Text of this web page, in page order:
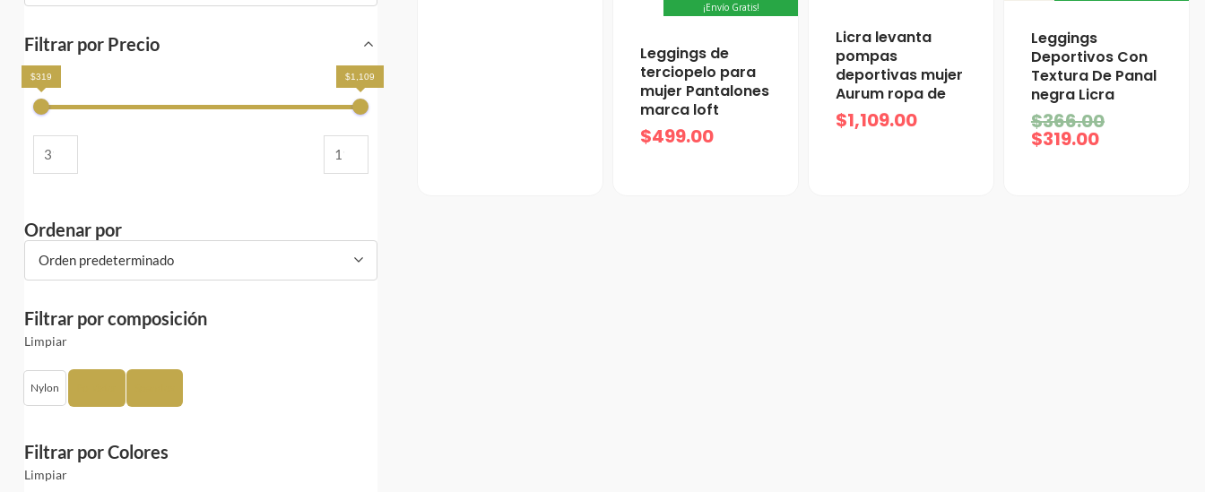
Filtrar por Precio
$319 $1,109
Ordenar por
Orden predeterminado
Filtrar por composición
Limpiar
Nylon
Filtrar por Colores
Limpiar
¡Envío Gratis!
Leggings de
terciopelo para
mujer Pantalones
marca loft
$499.00
Licra levanta
pompas
deportivas mujer
Aurum ropa de
$1,109.00
Leggings
Deportivos Con
Textura De Panal
negra Licra
$366.00
precio
original
era:
$366.00.
$319.00
precio
actual
es:
$319.00.